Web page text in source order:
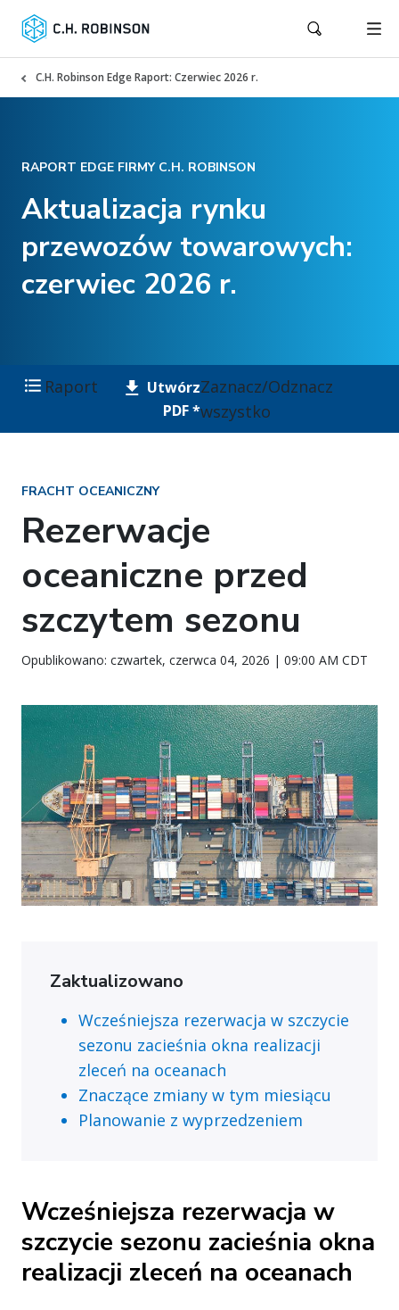
C.H. Robinson Edge Raport: Czerwiec 2026 r.
RAPORT EDGE FIRMY C.H. ROBINSON
Aktualizacja rynku
przewozów towarowych:
czerwiec 2026 r.
Raport
Utwórz
PDF *
Zaznacz/Odznacz
wszystko
FRACHT OCEANICZNY
Rezerwacje
oceaniczne przed
szczytem sezonu
Opublikowano: czwartek, czerwca 04, 2026 | 09:00 AM CDT
Zaktualizowano
Wcześniejsza rezerwacja w szczycie
sezonu zacieśnia okna realizacji
zleceń na oceanach
Znaczące zmiany w tym miesiącu
Planowanie z wyprzedzeniem
Wcześniejsza rezerwacja w
szczycie sezonu zacieśnia okna
realizacji zleceń na oceanach